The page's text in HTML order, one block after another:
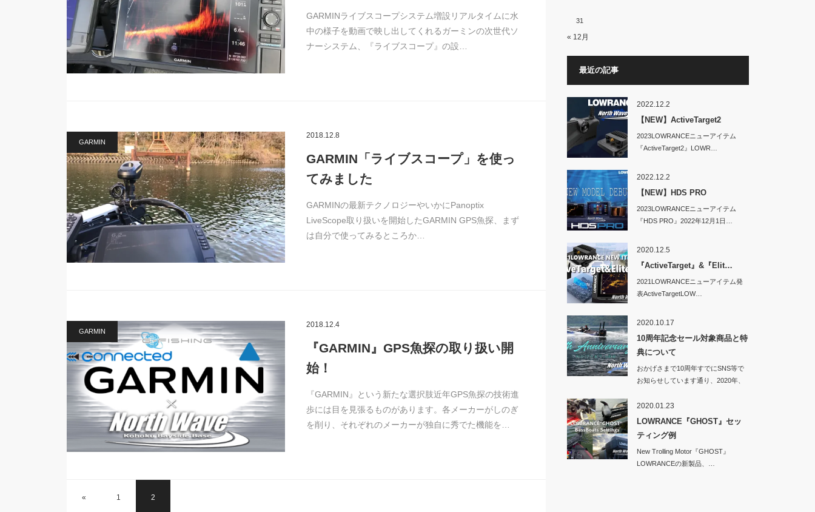
GARMINライブスコープシステム増設リアルタイムに水
中の様子を動画で映し出してくれるガーミンの次世代ソ
ナーシステム、『ライブスコープ』の設…
GARMIN
2018.12.8
GARMIN「ライブスコープ」を使っ
てみました
GARMINの最新テクノロジーやいかにPanoptix
LiveScope取り扱いを開始したGARMIN GPS魚探、まず
は自分で使ってみるところか…
GARMIN
2018.12.4
『GARMIN』GPS魚探の取り扱い開
始！
『GARMIN』という新たな選択肢近年GPS魚探の技術進
歩には目を見張るものがあります。各メーカーがしのぎ
を削り、それぞれのメーカーが独自に秀でた機能を…
« 1 2
31
« 12月
最近の記事
2022.12.2
【NEW】ActiveTarget2
2023LOWRANCEニューアイテム
『ActiveTarget2』LOWR…
2022.12.2
【NEW】HDS PRO
2023LOWRANCEニューアイテム
『HDS PRO』2022年12月1日…
2020.12.5
『ActiveTarget』&『Elit…
2021LOWRANCEニューアイテム発
表ActiveTargetLOW…
2020.10.17
10周年記念セール対象商品と特
典について
おかげさまで10周年すでにSNS等で
お知らせしています通り、2020年、
2020.01.23
LOWRANCE『GHOST』セッ
ティング例
New Trolling Motor『GHOST』
LOWRANCEの新製品、…